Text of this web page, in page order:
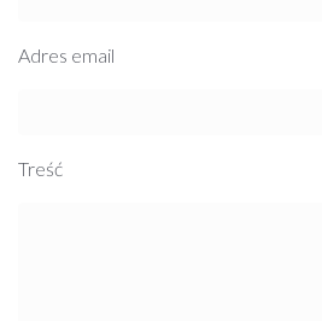
Adres email
Treść